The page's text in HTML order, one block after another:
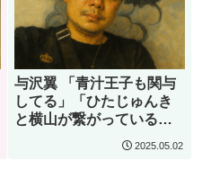
与沢翼 「青汁王子も関与
してる」「ひたじゅんき
と横山が繋がっている」
…衝撃の暴露が話題に
2025.05.02